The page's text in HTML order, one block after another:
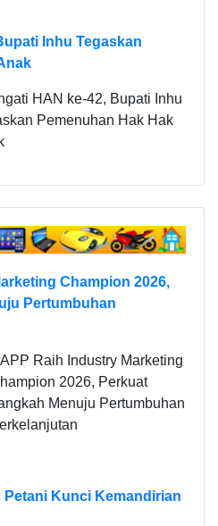
Inhu Tegaskan
HAN ke-42, Bupati Inhu
Pemenuhan Hak Hak
Champion 2026,
Pertumbuhan
Raih Industry Marketing
2026, Perkuat
Menuju Pertumbuhan
Petani Kunci Kemandirian